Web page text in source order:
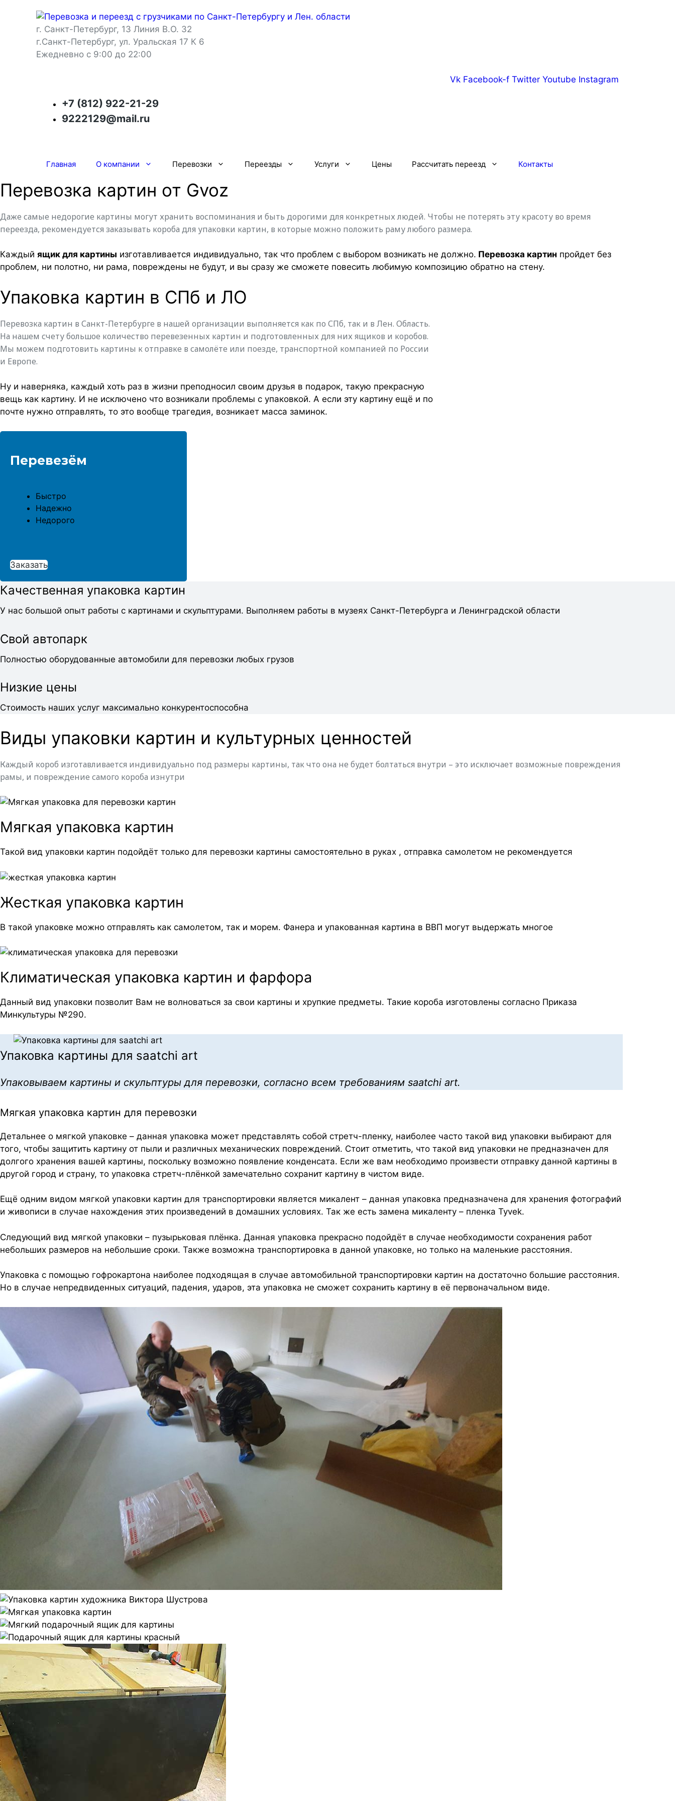
содержимомуг. Санкт-Петербург, 13 Линия В.О. 32
г.Санкт-Петербург, ул. Уральская 17 К 6
Eжедневно с 9:00 до 22:00
Vk Facebook-f Twitter Youtube Instagram
+7 (812) 922-21-29
9222129@mail.ru
Главная О компании Перевозки Переезды Услуги Цены Рассчитать переезд Контакты
Перевозка картин от Gvoz
Даже самые недорогие картины могут хранить воспоминания и быть дорогими для конкретных людей. Чтобы не потерять эту красоту во время
переезда, рекомендуется заказывать короба для упаковки картин, в которые можно положить раму любого размера.
Каждый ящик для картины изготавливается индивидуально, так что проблем с выбором возникать не должно. Перевозка картин пройдет без
проблем, ни полотно, ни рама, повреждены не будут, и вы сразу же сможете повесить любимую композицию обратно на стену.
Упаковка картин в СПб и ЛО
Перевозка картин в Санкт-Петербурге в нашей организации выполняется как по СПб, так и в Лен. Область.
На нашем счету большое количество перевезенных картин и подготовленных для них ящиков и коробов.
Мы можем подготовить картины к отправке в самолёте или поезде, транспортной компанией по России
и Европе.
Ну и наверняка, каждый хоть раз в жизни преподносил своим друзья в подарок, такую прекрасную
вещь как картину. И не исключено что возникали проблемы с упаковкой. А если эту картину ещё и по
почте нужно отправлять, то это вообще трагедия, возникает масса заминок.
Перевезём
Быстро
Надежно
Недорого
Заказать
Качественная упаковка картин
У нас большой опыт работы с картинами и скульптурами. Выполняем работы в музеях Санкт-Петербурга и Ленинградской области
Свой автопарк
Полностью оборудованные автомобили для перевозки любых грузов
Низкие цены
Стоимость наших услуг максимально конкурентоспособна
Виды упаковки картин и культурных ценностей
Каждый короб изготавливается индивидуально под размеры картины, так что она не будет болтаться внутри – это исключает возможные повреждения
рамы, и повреждение самого короба изнутри
Мягкая упаковка картин
Такой вид упаковки картин подойдёт только для перевозки картины самостоятельно в руках , отправка самолетом не рекомендуется
Жесткая упаковка картин
В такой упаковке можно отправлять как самолетом, так и морем. Фанера и упакованная картина в ВВП могут выдержать многое
Климатическая упаковка картин и фарфора
Данный вид упаковки позволит Вам не волноваться за свои картины и хрупкие предметы. Такие короба изготовлены согласно Приказа
Минкультуры №290.
Упаковка картины для saatchi art
Упаковываем картины и скульптуры для перевозки, согласно всем требованиям saatchi art.
Мягкая упаковка картин для перевозки
Детальнее о мягкой упаковке – данная упаковка может представлять собой стретч-пленку, наиболее часто такой вид упаковки выбирают для
того, чтобы защитить картину от пыли и различных механических повреждений. Стоит отметить, что такой вид упаковки не предназначен для
долгого хранения вашей картины, поскольку возможно появление конденсата. Если же вам необходимо произвести отправку данной картины в
другой город и страну, то упаковка стретч-плёнкой замечательно сохранит картину в чистом виде.
Ещё одним видом мягкой упаковки картин для транспортировки является микалент – данная упаковка предназначена для хранения фотографий
и живописи в случае нахождения этих произведений в домашних условиях. Так же есть замена микаленту – пленка Tyvek.
Следующий вид мягкой упаковки – пузырьковая плёнка. Данная упаковка прекрасно подойдёт в случае необходимости сохранения работ
небольших размеров на небольшие сроки. Также возможна транспортировка в данной упаковке, но только на маленькие расстояния.
Упаковка с помощью гофрокартона наиболее подходящая в случае автомобильной транспортировки картин на достаточно большие расстояния.
Но в случае непредвиденных ситуаций, падения, ударов, эта упаковка не сможет сохранить картину в её первоначальном виде.